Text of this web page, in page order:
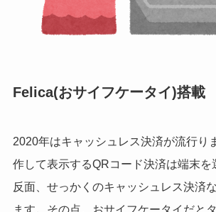
Felica(おサイフケータイ)搭載
2020年はキャッシュレス決済が流行り
作して表示するQRコード決済は端末を
反面、せっかくのキャッシュレス決済